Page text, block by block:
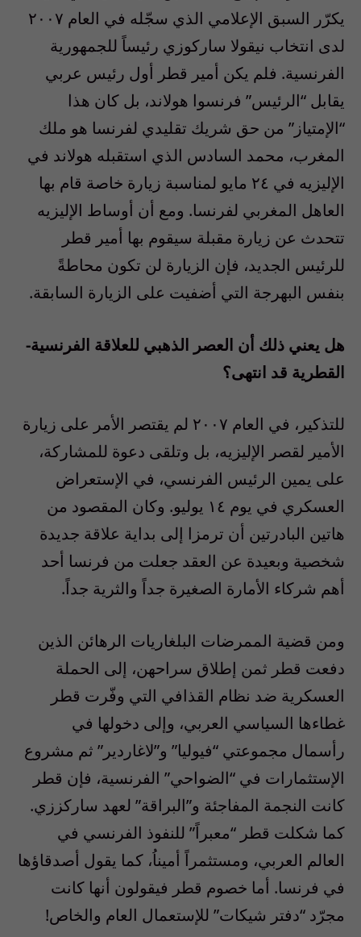
يكرّر السبق الإعلامي الذي سجّله في العام ٢٠٠٧
لدى انتخاب نيقولا ساركوزي رئيساً للجمهورية
الفرنسية. فلم يكن أمير قطر أول رئيس عربي
يقابل “الرئيس” فرنسوا هولاند، بل كان هذا
“الإمتياز” من حق شريك تقليدي لفرنسا هو ملك
المغرب، محمد السادس الذي استقبله هولاند في
الإليزيه في ٢٤ مايو لمناسبة زيارة خاصة قام بها
العاهل المغربي لفرنسا. ومع أن أوساط الإليزيه
تتحدث عن زيارة مقبلة سيقوم بها أمير قطر
للرئيس الجديد، فإن الزيارة لن تكون محاطةً
بنفس البهرجة التي أضفيت على الزيارة السابقة.
هل يعني ذلك أن العصر الذهبي للعلاقة الفرنسية-
القطرية قد انتهى؟
للتذكير، في العام ٢٠٠٧ لم يقتصر الأمر على زيارة
الأمير لقصر الإليزيه، بل وتلقى دعوة للمشاركة،
على يمين الرئيس الفرنسي، في الإستعراض
العسكري في يوم ١٤ يوليو. وكان المقصود من
هاتين البادرتين أن ترمزا إلى بداية علاقة جديدة
شخصية وبعيدة عن العقد جعلت من فرنسا أحد
أهم شركاء الأمارة الصغيرة جداً والثرية جداً.
ومن قضية الممرضات البلغاريات الرهائن الذين
دفعت قطر ثمن إطلاق سراحهن، إلى الحملة
العسكرية ضد نظام القذافي التي وفّرت قطر
غطاءها السياسي العربي، وإلى دخولها في
رأسمال مجموعتي “فيوليا” و”لاغاردير” ثم مشروع
الإستثمارات في “الضواحي” الفرنسية، فإن قطر
كانت النجمة المفاجئة و”البراقة” لعهد ساركززي.
كما شكلت قطر “معبراً” للنفوذ الفرنسي في
العالم العربي، ومستثمراً أميناُ، كما يقول أصدقاؤها
في فرنسا. أما خصوم قطر فيقولون أنها كانت
مجرّد “دفتر شيكات” للإستعمال العام والخاص!